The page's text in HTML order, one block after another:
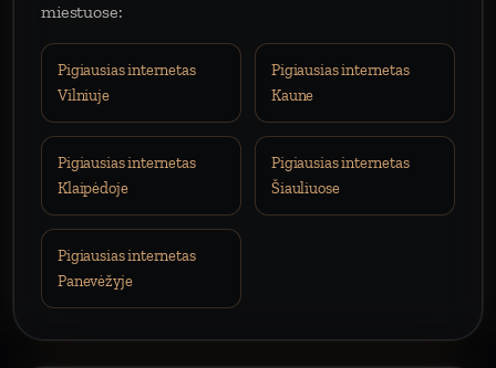
miestuose:
Pigiausias internetas
Vilniuje
Pigiausias internetas
Kaune
Pigiausias internetas
Klaipėdoje
Pigiausias internetas
Šiauliuose
Pigiausias internetas
Panevėžyje